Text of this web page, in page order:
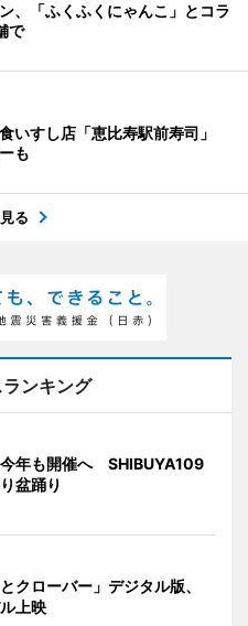
、「ふくふくにゃんこ」とコラ
で
いすし店「恵比寿駅前寿司」
も
る
ンキング
今年も開催へ SHIBUYA109
盆踊り
クローバー」デジタル版、
上映